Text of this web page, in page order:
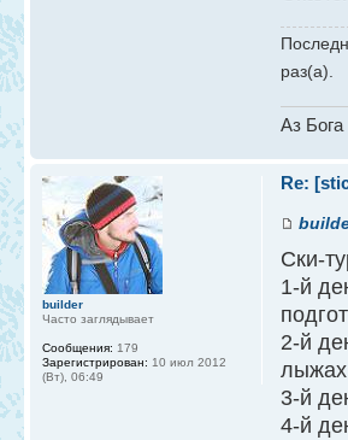
раз(а).
Аз
Re:
Ски-
1-й
2-й
лыжах
3-й
4-й
builder
Часто заглядывает
Сообщения: 179
Зарегистрирован: 10 июл 2012
(Вт), 06:49